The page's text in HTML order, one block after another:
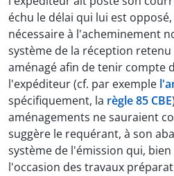
échu le délai qui lui est
nécessaire à l'acheminement
système de la réception retenu
aménagé afin de tenir compte
l'expéditeur (cf. par exemple
spécifiquement, la règle 85 CBE
aménagements ne sauraient
suggère le requérant, à son
système de l'émission qui,
l'occasion des travaux